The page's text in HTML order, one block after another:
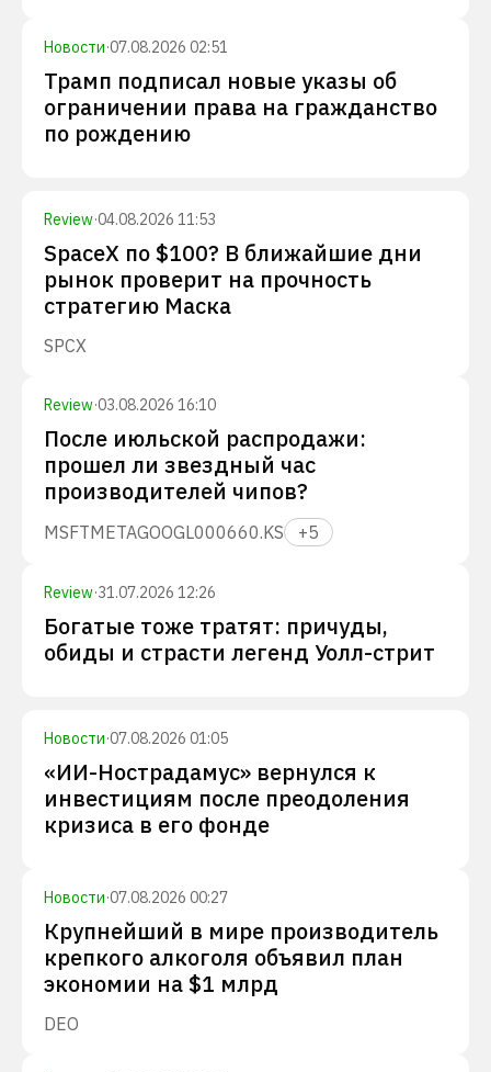
Новости·07.08.2026 02:51
Трамп подписал новые указы об
ограничении права на гражданство
по рождению
Review·04.08.2026 11:53
SpaceX по $100? В ближайшие дни
рынок проверит на прочность
стратегию Маска
SPCX
Review·03.08.2026 16:10
После июльской распродажи:
прошел ли звездный час
производителей чипов?
MSFTMETAGOOGL000660.KS +5
Review·31.07.2026 12:26
Богатые тоже тратят: причуды,
обиды и страсти легенд Уолл-стрит
Новости·07.08.2026 01:05
«ИИ-Нострадамус» вернулся к
инвестициям после преодоления
кризиса в его фонде
Новости·07.08.2026 00:27
Крупнейший в мире производитель
крепкого алкоголя объявил план
экономии на $1 млрд
DEO